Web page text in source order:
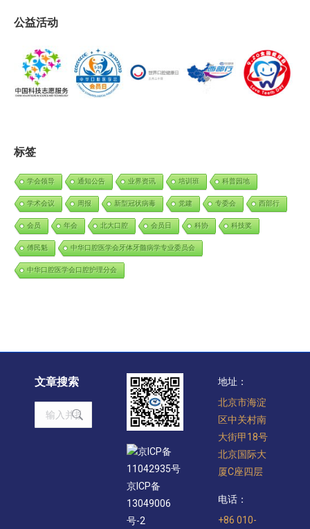
公益活动
标签
学会领导 通知公告 业界资讯 培训班 科普园地
学术会议 周报 新型冠状病毒 党建 专委会 西部行
会员 年会 北大口腔 会员日 科协 科技奖
傅民魁 中华口腔医学会牙体牙髓病学专业委员会
中华口腔医学会口腔护理分会
文章搜索
Search:
京ICP备
11042935号
京ICP备
13049006
号-2
地址：
北京市海淀
区中关村南
大街甲18号
北京国际大
厦C座四层
电话：
+86 010-